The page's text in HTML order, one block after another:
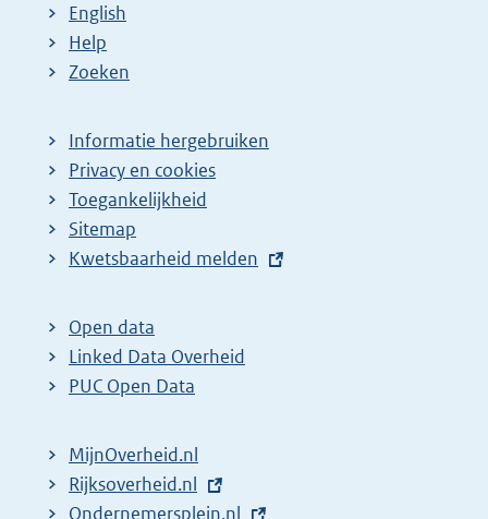
English
Help
Zoeken
Informatie hergebruiken
Privacy en cookies
Toegankelijkheid
Sitemap
E
t
e
r
l
i
Kwetsbaarheid melden
Open data
Linked Data Overheid
PUC Open Data
MijnOverheid.nl
E
x
Rijksoverheid.nl
E
Ondernemersplein.nl